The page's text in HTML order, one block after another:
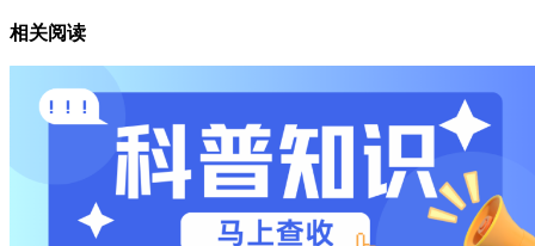
相关阅读